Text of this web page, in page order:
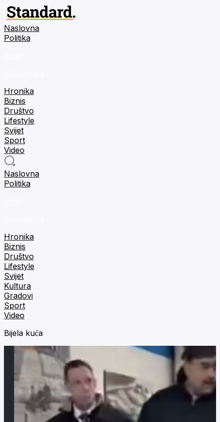
Naslovna
Politika
Hronika
Biznis
Društvo
Lifestyle
Svijet
Sport
Video
Naslovna
Politika
Hronika
Biznis
Društvo
Lifestyle
Svijet
Kultura
Gradovi
Sport
Video
Bijela kuća